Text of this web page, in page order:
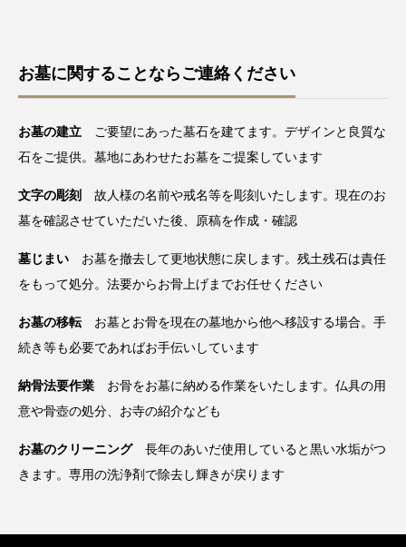
お墓に関することならご連絡ください
お墓の建立 ご要望にあった墓石を建てます。デザインと良質な
石をご提供。墓地にあわせたお墓をご提案しています
文字の彫刻
故人様の名前や戒名等を彫刻いたします。現在のお
墓を確認させていただいた後、原稿を作成・確認
墓じまい お墓を撤去して更地状態に戻します。残土残石は責任
をもって処分。法要からお骨上げまでお任せください
お墓の移転お墓とお骨を現在の墓地から他へ移設する場合。手
続き等も必要であればお手伝いしています
納骨法要作業 お骨をお墓に納める作業をいたします。仏具の用
意や骨壺の処分、お寺の紹介なども
お墓のクリーニング長年のあいだ使用していると黒い水垢がつ
きます。専用の洗浄剤で除去し輝きが戻ります